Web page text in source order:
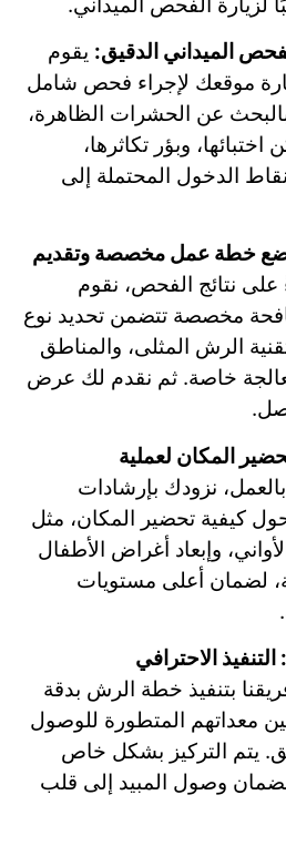
الميداني الدقيق: يقوم
موقعك لإجراء فحص شامل
عن الحشرات الظاهرة،
وبؤر تكاثرها،
الدخول المحتملة إلى
وضع خطة عمل مخصصة وتقديم
على نتائج الفحص، نقوم
مخصصة تتضمن تحديد نوع
الرش المثلى، والمناطق
خاصة. ثم نقدم لك عرض
المكان لعملية
نزودك بإرشادات
كيفية تحضير المكان، مثل
وإبعاد أغراض الأطفال
لضمان أعلى مستويات
الاحترافي
بتنفيذ خطة الرش بدقة
معداتهم المتطورة للوصول
يتم التركيز بشكل خاص
وصول المبيد إلى قلب